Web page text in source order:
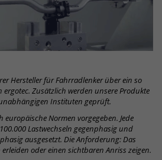
Hersteller für Fahrradlenker über ein so
ergotec. Zusätzlich werden unsere Produkte
Instituten geprüft.
Normen vorgegeben. Jede
Lastwechseln gegenphasig und
ausgesetzt. Die Anforderung: Das
oder einen sichtbaren Anriss zeigen.